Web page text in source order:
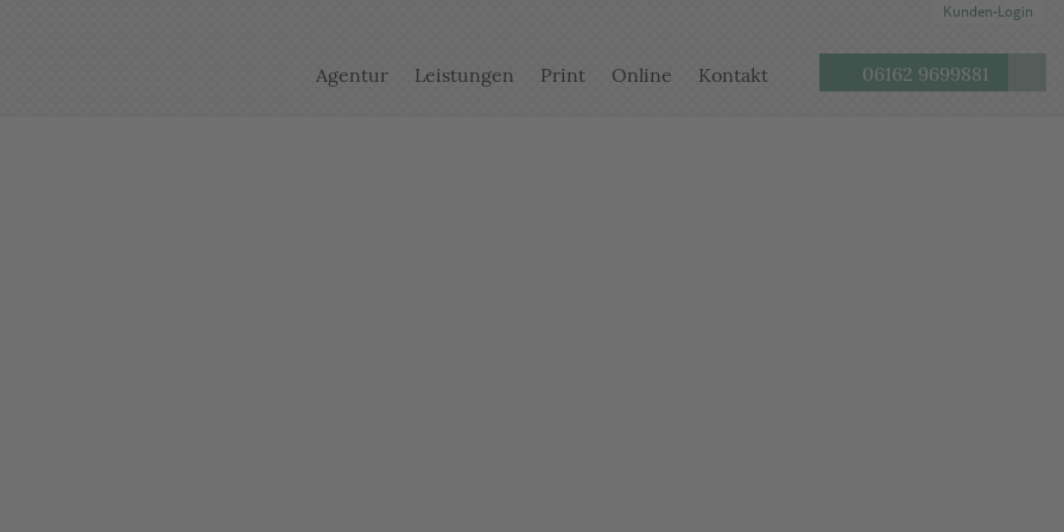
Agentur Leistungen Print Online Kontakt Telefon:
06162 9699881
Kunden-Login